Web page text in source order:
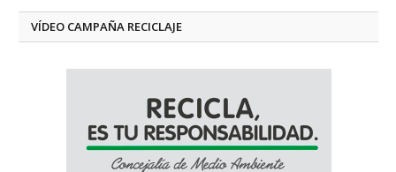
VÍDEO CAMPAÑA RECICLAJE